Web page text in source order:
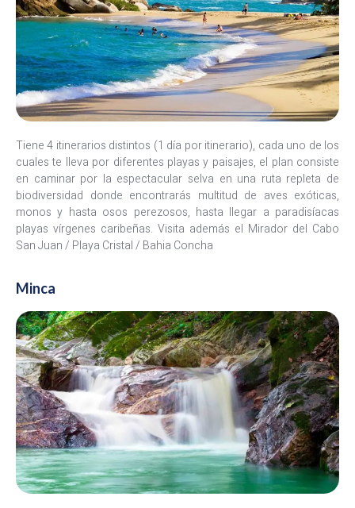
Tiene 4 itinerarios distintos (1 día por itinerario), cada uno de los
cuales te lleva por diferentes playas y paisajes, el plan consiste
en caminar por la espectacular selva en una ruta repleta de
biodiversidad donde encontrarás multitud de aves exóticas,
monos y hasta osos perezosos, hasta llegar a paradisíacas
playas vírgenes caribeñas. Visita además el Mirador del Cabo
San Juan / Playa Cristal / Bahia Concha
Minca